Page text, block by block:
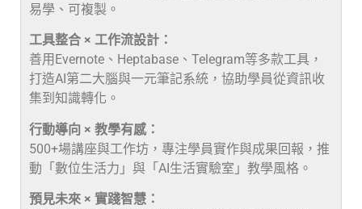
易學、可複製。
工具整合 × 工作流設計：
善用Evernote、Heptabase、Telegram等多款工具，
打造AI第二大腦與一元筆記系統，協助學員從資訊收
集到知識轉化。
行動導向 × 教學有感：
500+場講座與工作坊，專注學員實作與成果回報，推
動「數位生活力」與「AI生活實驗室」教學風格。
預見未來 × 實踐智慧：